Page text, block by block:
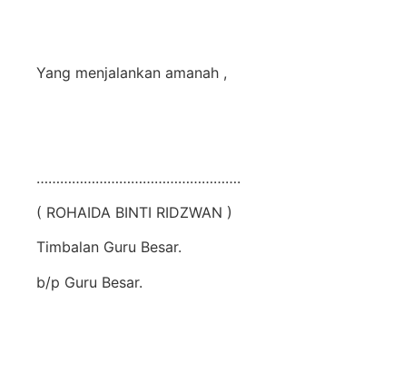
Yang menjalankan amanah ,
…………………………………………….
( ROHAIDA BINTI RIDZWAN )
Timbalan Guru Besar.
b/p Guru Besar.